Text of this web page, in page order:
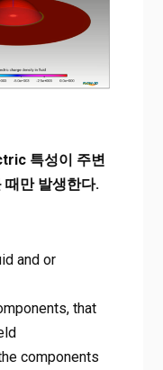
특성이 주변
만 발생한다.
and or
that
components